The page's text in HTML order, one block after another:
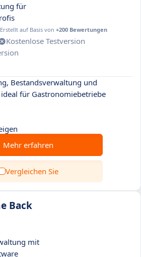
für
Erstellt auf Basis von +200 Bewertungen
Kostenlose Testversion
Bestandsverwaltung und
für Gastronomiebetriebe
Mehr erfahren
Vergleichen Sie
Back
mit